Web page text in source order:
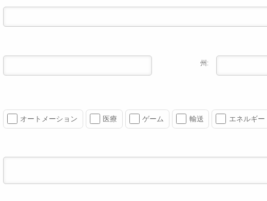
州:
オートメーション 医療 ゲーム 輸送 エネルギー